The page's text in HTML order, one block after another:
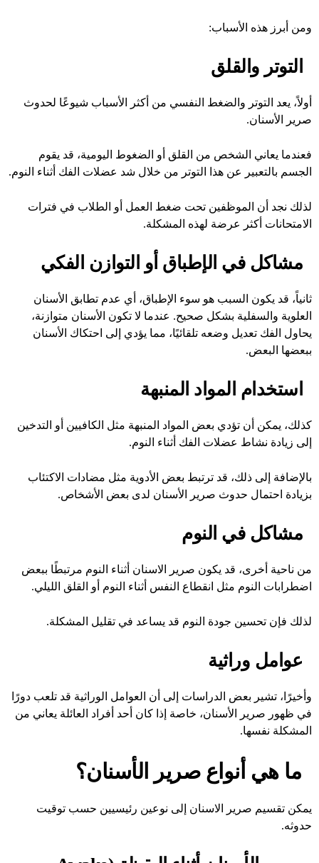
ومن أبرز هذه الأسباب:
التوتر والقلق
أولاً، يعد التوتر والضغط النفسي من أكثر الأسباب شيوعًا لحدوث
صرير الأسنان.
فعندما يعاني الشخص من القلق أو الضغوط اليومية، قد يقوم
الجسم بالتعبير عن هذا التوتر من خلال شد عضلات الفك أثناء النوم.
لذلك نجد أن الموظفين تحت ضغط العمل أو الطلاب في فترات
الامتحانات أكثر عرضة لهذه المشكلة.
مشاكل في الإطباق أو التوازن الفكي
ثانياً، قد يكون السبب هو سوء الإطباق، أي عدم تطابق الأسنان
العلوية والسفلية بشكل صحيح. عندما لا تكون الأسنان متوازنة،
يحاول الفك تعديل وضعه تلقائيًا، مما يؤدي إلى احتكاك الأسنان
ببعضها البعض.
استخدام المواد المنبهة
كذلك، يمكن أن تؤدي بعض المواد المنبهة مثل الكافيين أو التدخين
إلى زيادة نشاط عضلات الفك أثناء النوم.
بالإضافة إلى ذلك، قد ترتبط بعض الأدوية مثل مضادات الاكتئاب
بزيادة احتمال حدوث صرير الأسنان لدى بعض الأشخاص.
مشاكل في النوم
من ناحية أخرى، قد يكون صرير الاسنان أثناء النوم مرتبطًا ببعض
اضطرابات النوم مثل انقطاع النفس أثناء النوم أو القلق الليلي.
لذلك فإن تحسين جودة النوم قد يساعد في تقليل المشكلة.
عوامل وراثية
وأخيرًا، تشير بعض الدراسات إلى أن العوامل الوراثية قد تلعب دورًا
في ظهور صرير الأسنان، خاصة إذا كان أحد أفراد العائلة يعاني من
المشكلة نفسها.
ما هي أنواع صرير الأسنان؟
يمكن تقسيم صرير الاسنان إلى نوعين رئيسيين حسب توقيت
حدوثه.